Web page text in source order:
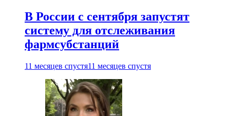
В России с сентября запустят
систему для отслеживания
фармсубстанций
11 месяцев спустя11 месяцев спустя